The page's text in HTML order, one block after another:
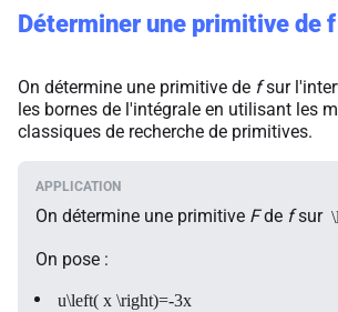
Déterminer une primitive de f
On détermine une primitive de fsur
les bornes de l'intégrale en utilisant les
classiques de recherche de primitives.
On détermine une primitive Fde fsur
On pose :
u\left( x \right)=-3x